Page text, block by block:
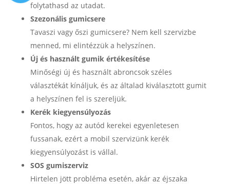
folytathasd az utadat.
Szezonális gumicsere
Tavaszi vagy őszi gumicsere? Nem kell szervizbe
menned, mi elintézzük a helyszínen.
Új és használt gumik értékesítése
Minőségi új és használt abroncsok széles
választékát kínáljuk, és az általad kiválasztott gumit
a helyszínen fel is szereljük.
Kerék kiegyensúlyozás
Fontos, hogy az autód kerekei egyenletesen
fussanak, ezért a mobil szervizünk kerék
kiegyensúlyozást is vállal.
SOS gumiszerviz
Hirtelen jött probléma esetén, akár az éjszaka